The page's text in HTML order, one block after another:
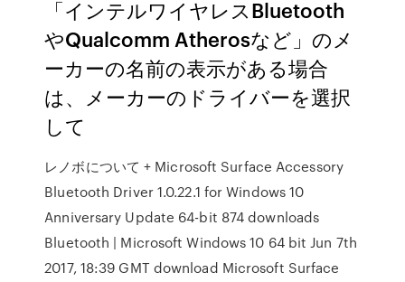
「インテルワイヤレスBluetooth
やQualcomm Atherosなど」のメ
ーカーの名前の表示がある場合
は、メーカーのドライバーを選択
して
レノボについて + Microsoft Surface Accessory
Bluetooth Driver 1.0.22.1 for Windows 10
Anniversary Update 64-bit 874 downloads
Bluetooth | Microsoft Windows 10 64 bit Jun 7th
2017, 18:39 GMT download Microsoft Surface